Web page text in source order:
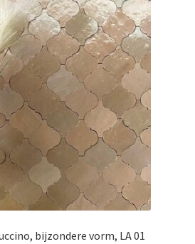
bijzondere vorm, LA 01